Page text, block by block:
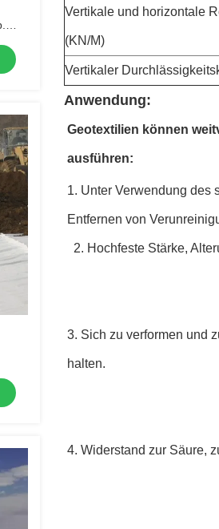
Vertikale und horizontale
(KN/M)
Vertikaler
Anwendung:
Geotextilien können
ausführen:
1. Unter Verwendung des
Entfernen von
  2.
Hochfeste Stärke,
3. Sich zu verformen und
halten.
4. Widerstand zur Säure,